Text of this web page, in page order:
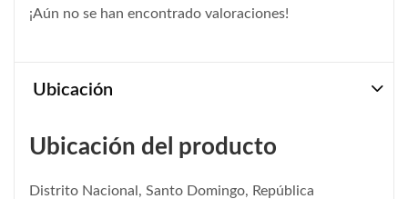
¡Aún no se han encontrado valoraciones!
Ubicación
Ubicación del producto
Distrito Nacional, Santo Domingo, República